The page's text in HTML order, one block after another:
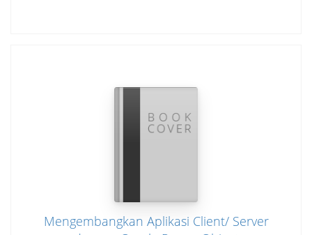
Mengembangkan Aplikasi Client/ Server